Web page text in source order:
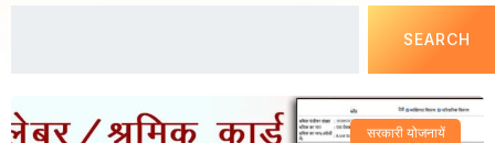
SEARCH
सरकारी योजनायें